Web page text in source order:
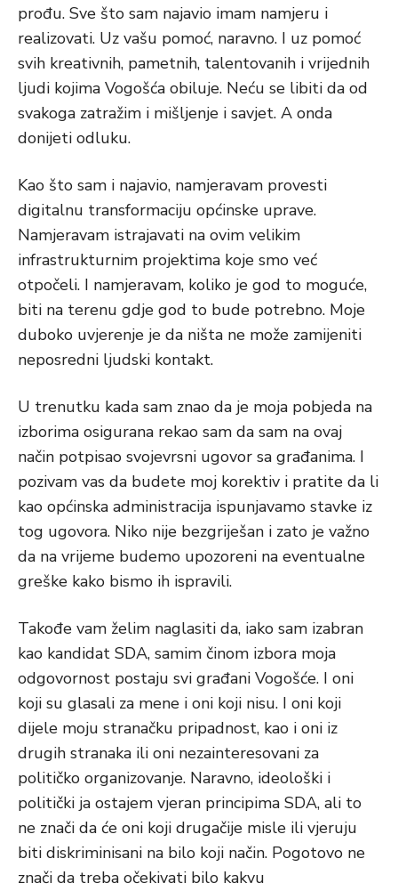
prođu. Sve što sam najavio imam namjeru i
realizovati. Uz vašu pomoć, naravno. I uz pomoć
svih kreativnih, pametnih, talentovanih i vrijednih
ljudi kojima Vogošća obiluje. Neću se libiti da od
svakoga zatražim i mišljenje i savjet. A onda
donijeti odluku.
Kao što sam i najavio, namjeravam provesti
digitalnu transformaciju općinske uprave.
Namjeravam istrajavati na ovim velikim
infrastrukturnim projektima koje smo već
otpočeli. I namjeravam, koliko je god to moguće,
biti na terenu gdje god to bude potrebno. Moje
duboko uvjerenje je da ništa ne može zamijeniti
neposredni ljudski kontakt.
U trenutku kada sam znao da je moja pobjeda na
izborima osigurana rekao sam da sam na ovaj
način potpisao svojevrsni ugovor sa građanima. I
pozivam vas da budete moj korektiv i pratite da li
kao općinska administracija ispunjavamo stavke iz
tog ugovora. Niko nije bezgriješan i zato je važno
da na vrijeme budemo upozoreni na eventualne
greške kako bismo ih ispravili.
Takođe vam želim naglasiti da, iako sam izabran
kao kandidat SDA, samim činom izbora moja
odgovornost postaju svi građani Vogošće. I oni
koji su glasali za mene i oni koji nisu. I oni koji
dijele moju stranačku pripadnost, kao i oni iz
drugih stranaka ili oni nezainteresovani za
političko organizovanje. Naravno, ideološki i
politički ja ostajem vjeran principima SDA, ali to
ne znači da će oni koji drugačije misle ili vjeruju
biti diskriminisani na bilo koji način. Pogotovo ne
znači da treba očekivati bilo kakvu